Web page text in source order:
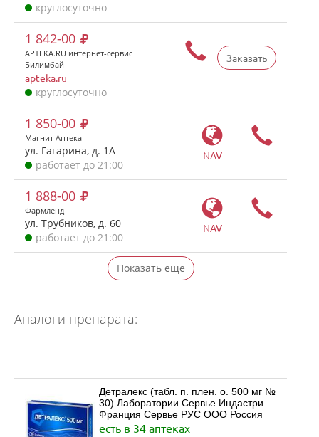
круглосуточно
Заказать
1 842-00
APTEKA.RU интернет-сервис
Билимбай
apteka.ru
круглосуточно
NAV
1 850-00
Магнит Аптека
ул. Гагарина, д. 1А
работает до 21:00
NAV
1 888-00
Фармленд
ул. Трубников, д. 60
работает до 21:00
Показать ещё
Аналоги препарата:
Детралекс (табл. п. плен. о. 500 мг №
30) Лаборатории Сервье Индастри
Франция Сервье РУС ООО Россия
есть в 34 аптеках